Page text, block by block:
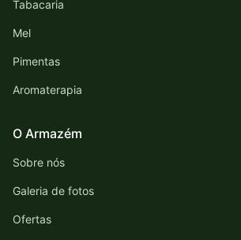
Tabacaria
Mel
Pimentas
Aromaterapia
O Armazém
Sobre nós
Galeria de fotos
Ofertas